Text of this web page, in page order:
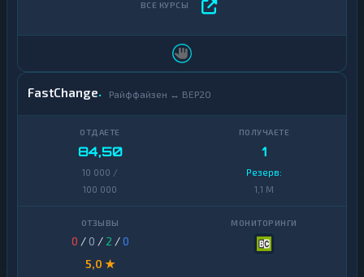
FastChange Райффайзен ↔ BEP20
84,50
10 000 /
100 000
1
Резерв:
1,1 M
0 / 0 / 2 /0
5,0 ★